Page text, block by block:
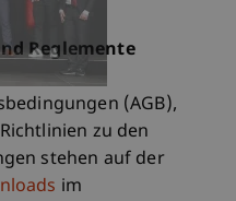
Reglemente
(AGB),
zu den
stehen auf der
im